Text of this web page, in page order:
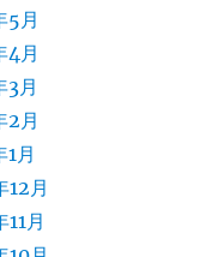
5月
4月
3月
2月
月
12月
月